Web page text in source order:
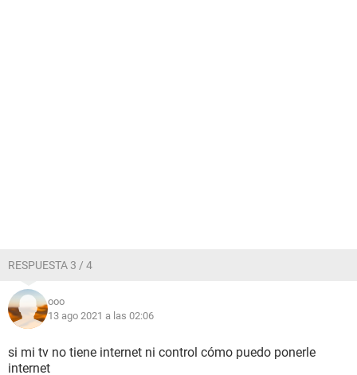
RESPUESTA 3 / 4
ooo
13 ago 2021 a las 02:06
si mi tv no tiene internet ni control cómo puedo ponerle
internet